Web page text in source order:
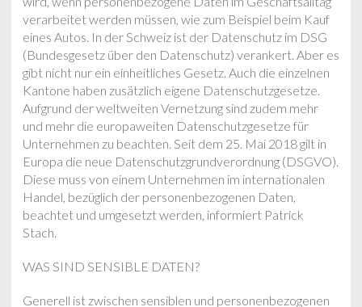
verarbeitet werden müssen, wie zum Beispiel beim Kauf
eines Autos. In der Schweiz ist der Datenschutz im DSG
(Bundesgesetz über den Datenschutz) verankert. Aber es
gibt nicht nur ein einheitliches Gesetz. Auch die einzelnen
Kantone haben zusätzlich eigene Datenschutzgesetze.
Aufgrund der weltweiten Vernetzung sind zudem mehr
und mehr die europaweiten Datenschutzgesetze für
Unternehmen zu beachten. Seit dem 25. Mai 2018 gilt in
Europa die neue Datenschutzgrundverordnung (DSGVO).
Diese muss von einem Unternehmen im internationalen
Handel, bezüglich der personenbezogenen Daten,
beachtet und umgesetzt werden, informiert Patrick
Stach.
WAS SIND SENSIBLE DATEN?
Generell ist zwischen sensiblen und personenbezogenen